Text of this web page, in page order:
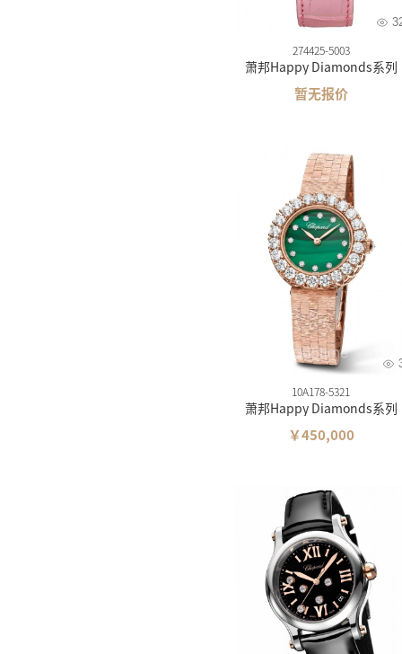
卡
梅花
274425-5003
萧邦Happy Diamonds系列
暂无报价
10A178-5321
萧邦Happy Diamonds系列
￥450,000